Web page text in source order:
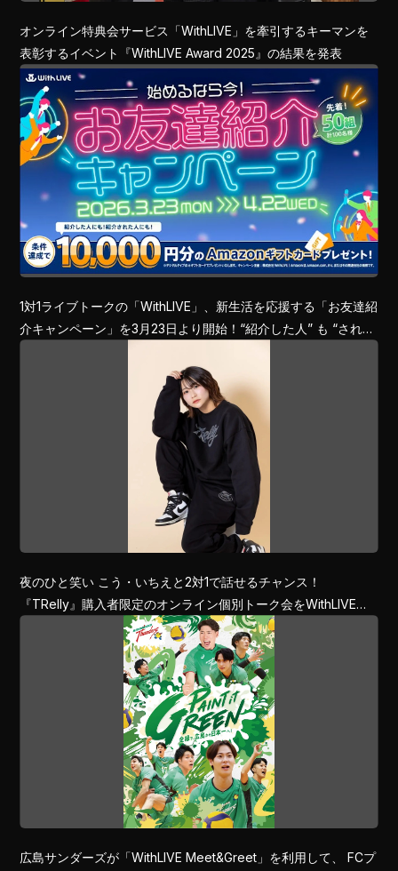
オンライン特典会サービス「WithLIVE」を牽引するキーマンを
表彰するイベント『WithLIVE Award 2025』の結果を発表
1対1ライブトークの「WithLIVE」、新生活を応援する「お友達紹
介キャンペーン」を3月23日より開始！“紹介した人” も “された
夜のひと笑い こう・いちえと2対1で話せるチャンス！
『TRelly』購入者限定のオンライン個別トーク会をWithLIVEで
広島サンダーズが「WithLIVE Meet&Greet」を利用して、 FCプ